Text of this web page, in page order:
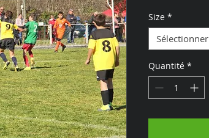
Size *
Sélectionner
Quantité *